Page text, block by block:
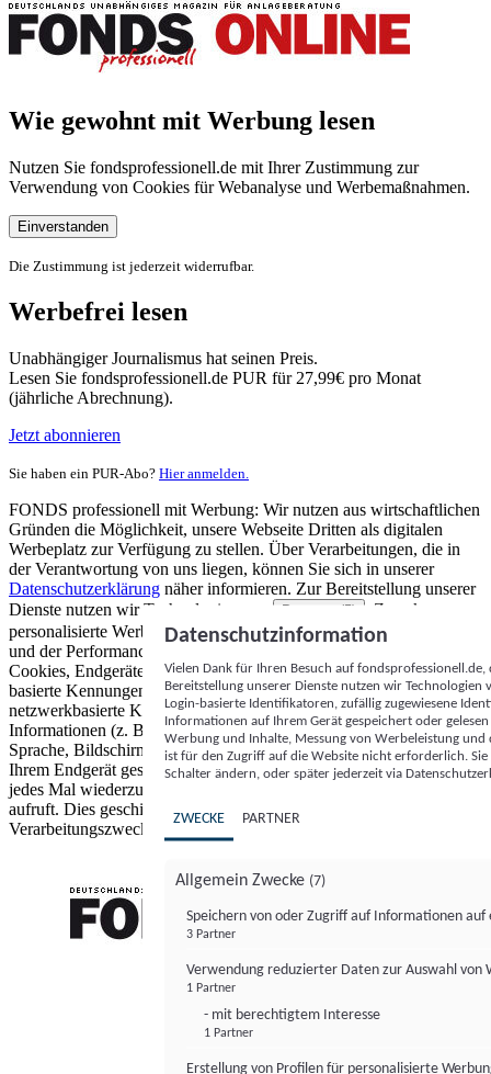
Wie gewohnt mit Werbung lesen
Nutzen Sie fondsprofessionell.de mit Ihrer Zustimmung zur
Verwendung von Cookies für Webanalyse und Werbemaßnahmen.
Einverstanden
Die Zustimmung ist jederzeit widerrufbar.
Werbefrei lesen
Unabhängiger Journalismus hat seinen Preis.
Lesen Sie fondsprofessionell.de PUR für 27,99€ pro Monat
(jährliche Abrechnung).
Jetzt abonnieren
Sie haben ein PUR-Abo? Hier anmelden.
FONDS professionell mit Werbung: Wir nutzen aus wirtschaftlichen
Gründen die Möglichkeit, unsere Webseite Dritten als digitalen
Werbeplatz zur Verfügung zu stellen. Über Verarbeitungen, die in
der Verantwortung von uns liegen, können Sie sich in unserer
Datenschutzerklärung näher informieren. Zur Bereitstellung unserer
Dienste nutzen wir Technologien von
Partnern (5)
. Zwecke:
personalisierte Werbung und Inhalte, Messung von Werbeleistung
und der Performance von Inhalten sowie Zielgruppenforschung.
Cookies, Endgeräte- oder ähnliche Online-Kennungen (z. B. login-
basierte Kennungen, zufällig generierte Kennungen,
netzwerkbasierte Kennungen) können zusammen mit anderen
Informationen (z. B. Browsertyp und Browserinformationen,
Sprache, Bildschirmgröße, unterstützte Technologien usw.) auf
Ihrem Endgerät gespeichert oder von dort ausgelesen werden, um es
jedes Mal wiederzuerkennen, wenn es eine App oder einer Webseite
aufruft. Dies geschieht für einen oder mehrere der hier aufgeführten
Verarbeitungszwecke.
Datenschutzinformation
Vielen Dank für Ihren Besuch auf
Bereitstellung unserer Dienste nutzen wir Technologien
Login-basierte Identifikatoren, zufällig zugewiesene
Informationen auf Ihrem Gerät gespeichert oder
Werbung und Inhalte, Messung von Werbeleistung
ist für den Zugriff auf die Website nicht erforderlich.
Schalter ändern, oder später jederzeit via
ZWECKE PARTNER
Allgemein Zwecke (7)
Speichern von oder Zugriff auf Informationen auf
3 Partner
Verwendung reduzierter Daten zur Auswahl von
1 Partner
- mit berechtigtem Interesse
1 Partner
Erstellung von Profilen für personalisierte
FONDS professionell